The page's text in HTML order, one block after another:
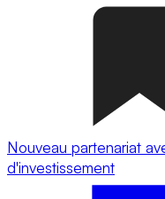
Nouveau partenariat
d'investissement